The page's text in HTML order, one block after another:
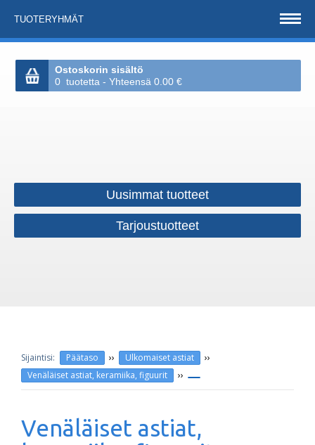
TUOTERYHMÄT
Ostoskorin sisältö
0 tuotetta - Yhteensä 0.00 €
Uusimmat tuotteet
Tarjoustuotteet
Päätaso ›› Ulkomaiset astiat ››
Venäläiset astiat, keramiika, figuurit ››
Venäläiset astiat,